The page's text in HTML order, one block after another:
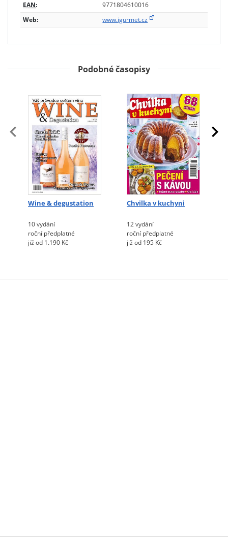
EAN:
9771804610016
Web:
www.igurmet.cz
Podobné časopisy
Wine & degustation
10 vydání
roční předplatné
již od 1.190 Kč
Chvilka v kuchyni
12 vydání
roční předplatné
již od 195 Kč